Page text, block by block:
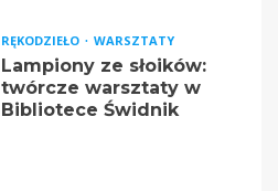
RĘKODZIEŁO WARSZTATY
Lampiony ze słoików:
twórcze warsztaty w
Bibliotece Świdnik